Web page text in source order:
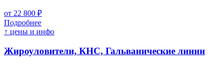
от 22 800 ₽
Подробнее
↑ цены и инфо
Жироуловители, КНС, Гальванические линии